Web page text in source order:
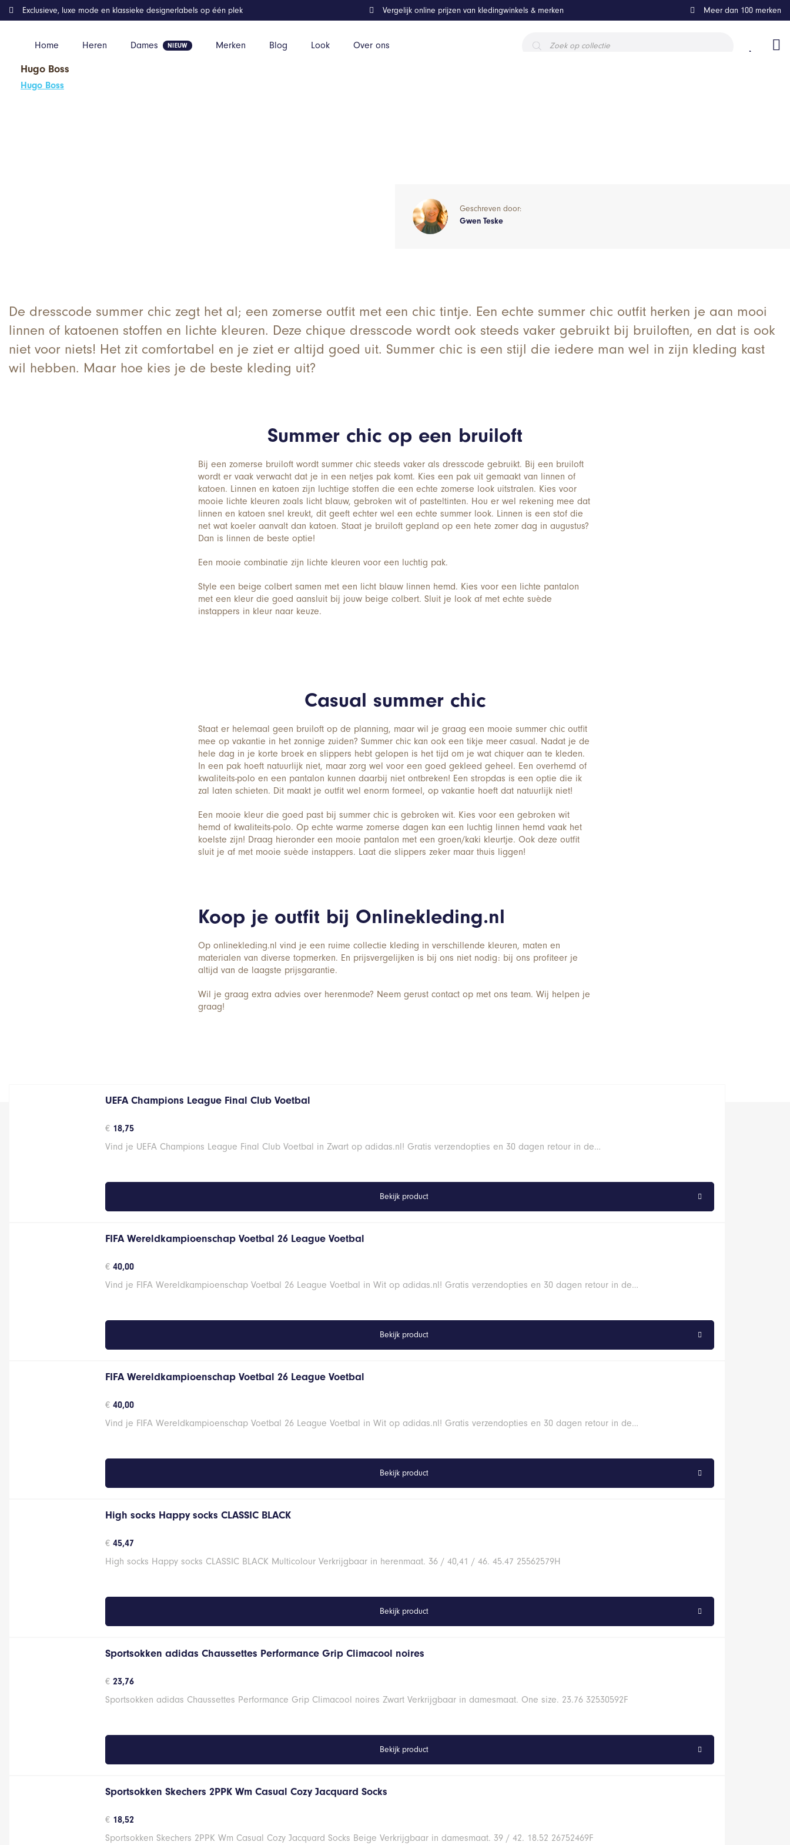
Home Heren Dames Merken Blog Look Over ons
zoeken
Exclusieve, luxe mode en klassieke designerlabels op één plek Vergelijk online prijzen van kledingwinkels & merken Meer dan 100 merken
Hugo Boss
Hugo Boss
Home Inspiratie
Geschreven door:
Gwen Teske
De dresscode summer chic zegt het al; een zomerse outfit met een chic tintje. Een echte summer chic outfit herken je aan mooi
linnen of katoenen stoffen en lichte kleuren. Deze chique dresscode wordt ook steeds vaker gebruikt bij bruiloften, en dat is ook
niet voor niets! Het zit comfortabel en je ziet er altijd goed uit. Summer chic is een stijl die iedere man wel in zijn kleding kast
wil hebben. Maar hoe kies je de beste kleding uit?
Summer chic op een bruiloft
Bij een zomerse bruiloft wordt summer chic steeds vaker als dresscode gebruikt. Bij een bruiloft
wordt er vaak verwacht dat je in een netjes pak komt. Kies een pak uit gemaakt van linnen of
katoen. Linnen en katoen zijn luchtige stoffen die een echte zomerse look uitstralen. Kies voor
mooie lichte kleuren zoals licht blauw, gebroken wit of pasteltinten. Hou er wel rekening mee dat
linnen en katoen snel kreukt, dit geeft echter wel een echte summer look. Linnen is een stof die
net wat koeler aanvalt dan katoen. Staat je bruiloft gepland op een hete zomer dag in augustus?
Dan is linnen de beste optie!
Een mooie combinatie zijn lichte kleuren voor een luchtig pak.
Style een beige colbert samen met een licht blauw linnen hemd. Kies voor een lichte pantalon
met een kleur die goed aansluit bij jouw beige colbert. Sluit je look af met echte suède
instappers in kleur naar keuze.
Casual summer chic
Staat er helemaal geen bruiloft op de planning, maar wil je graag een mooie summer chic outfit
mee op vakantie in het zonnige zuiden? Summer chic kan ook een tikje meer casual. Nadat je de
hele dag in je korte broek en slippers hebt gelopen is het tijd om je wat chiquer aan te kleden.
In een pak hoeft natuurlijk niet, maar zorg wel voor een goed gekleed geheel. Een overhemd of
kwaliteits-polo en een pantalon kunnen daarbij niet ontbreken! Een stropdas is een optie die ik
zal laten schieten. Dit maakt je outfit wel enorm formeel, op vakantie hoeft dat natuurlijk niet!
Een mooie kleur die goed past bij summer chic is gebroken wit. Kies voor een gebroken wit
hemd of kwaliteits-polo. Op echte warme zomerse dagen kan een luchtig linnen hemd vaak het
koelste zijn! Draag hieronder een mooie pantalon met een groen/kaki kleurtje. Ook deze outfit
sluit je af met mooie suède instappers. Laat die slippers zeker maar thuis liggen!
Koop je outfit bij Onlinekleding.nl
Op onlinekleding.nl vind je een ruime collectie kleding in verschillende kleuren, maten en
materialen van diverse topmerken. En prijsvergelijken is bij ons niet nodig: bij ons profiteer je
altijd van de laagste prijsgarantie.
Wil je graag extra advies over herenmode? Neem gerust contact op met ons team. Wij helpen je
graag!
UEFA Champions League Final Club Voetbal
€ 18,75
Vind je UEFA Champions League Final Club Voetbal in Zwart op adidas.nl! Gratis verzendopties en 30 dagen retour in de…
Bekijk product
FIFA Wereldkampioenschap Voetbal 26 League Voetbal
€ 40,00
Vind je FIFA Wereldkampioenschap Voetbal 26 League Voetbal in Wit op adidas.nl! Gratis verzendopties en 30 dagen retour in de…
Bekijk product
FIFA Wereldkampioenschap Voetbal 26 League Voetbal
€ 40,00
Vind je FIFA Wereldkampioenschap Voetbal 26 League Voetbal in Wit op adidas.nl! Gratis verzendopties en 30 dagen retour in de…
Bekijk product
High socks Happy socks CLASSIC BLACK
€ 45,47
High socks Happy socks CLASSIC BLACK Multicolour Verkrijgbaar in herenmaat. 36 / 40,41 / 46. 45.47 25562579H
Bekijk product
Sportsokken adidas Chaussettes Performance Grip Climacool noires
€ 23,76
Sportsokken adidas Chaussettes Performance Grip Climacool noires Zwart Verkrijgbaar in damesmaat. One size. 23.76 32530592F
Bekijk product
Sportsokken Skechers 2PPK Wm Casual Cozy Jacquard Socks
€ 18,52
Sportsokken Skechers 2PPK Wm Casual Cozy Jacquard Socks Beige Verkrijgbaar in damesmaat. 39 / 42. 18.52 26752469F